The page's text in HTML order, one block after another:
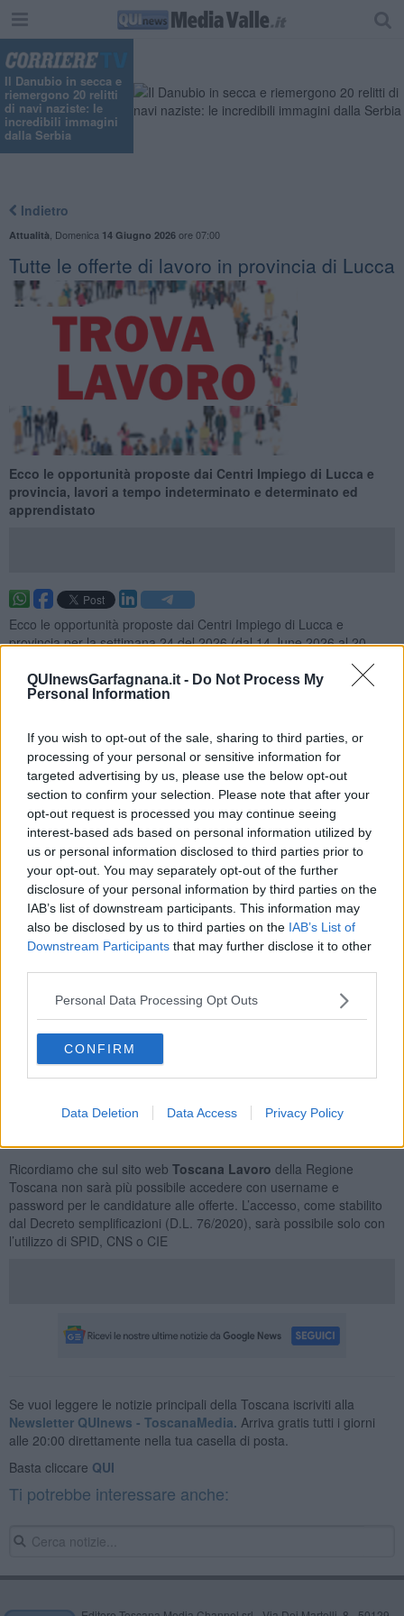
QUInewsGarfagnana.it - Do Not Process My
Personal Information
If you wish to opt-out of the sale, sharing to third parties, or
processing of your personal or sensitive information for
targeted advertising by us, please use the below opt-out
section to confirm your selection. Please note that after your
opt-out request is processed you may continue seeing
interest-based ads based on personal information utilized by
us or personal information disclosed to third parties prior to
your opt-out. You may separately opt-out of the further
disclosure of your personal information by third parties on the
IAB’s list of downstream participants. This information may
also be disclosed by us to third parties on the IAB’s List of
Downstream Participants that may further disclose it to other
Personal Data Processing Opt Outs
CONFIRM
Data Deletion Data Access Privacy Policy
Il Danubio in secca e
riemergono 20 relitti
di navi naziste: le
incredibili immagini
dalla Serbia
Indietro
Attualità Domenica 14 Giugno 2026ore 07:00
​Tutte le offerte di lavoro in provincia di Lucca
Ecco le opportunità proposte dai Centri Impiego di Lucca e
provincia, lavori a tempo indeterminato e determinato ed
apprendistato
Ecco le opportunità proposte dai Centri Impiego di Lucca e
provincia per la settimana 24 del 2026 (dal 14 June 2026 al 20
apprendistato.
Per vedere tutte le offerte di lavoro
Questa settimana:
I lavori più richiesti
Operai Addetti Ai Servizi di Igiene e Pulizia23
Personale Non Qualificato Addetto Ai Servizi di Pulizia di
Uffici Ed Esercizi Commerciali19
Elettricisti Ed Installatori di Impianti Elettrici Nelle
Costruzioni Civili18
Addetti All'assistenza Personale17
Orario Lavoro
Part Time172
Lavoro a Turni84
Tipologia Contratto
Lavoro a Tempo Determinato
Lavoro a Tempo Indeterminato87
Posizioni Totali: 320
Ricordiamo che sul sito web Toscana Lavoro della Regione
Toscana non sarà più possibile accedere con username e
password per le candidature alle offerte. L’accesso, come stabilito
dal Decreto semplificazioni (D.L. 76/2020), sarà possibile solo con
l’utilizzo di SPID, CNS o CIE
Se vuoi leggere le notizie principali della Toscana iscriviti alla
Newsletter QUInews - ToscanaMedia. Arriva gratis tutti i giorni
alle 20:00 direttamente nella tua casella di posta.
Basta cliccare QUI
Ti potrebbe interessare anche: